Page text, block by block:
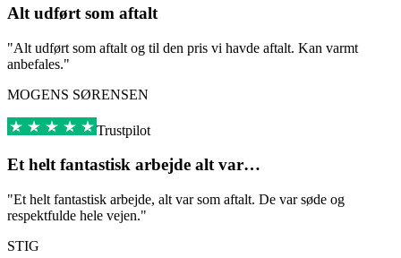
Alt udført som aftalt
"Alt udført som aftalt og til den pris vi havde aftalt. Kan varmt
anbefales."
MOGENS SØRENSEN
Trustpilot
Et helt fantastisk arbejde alt var…
"Et helt fantastisk arbejde, alt var som aftalt. De var søde og
respektfulde hele vejen."
STIG